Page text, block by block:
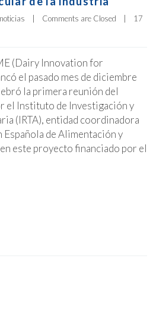
| Comments are Closed |
17
(Dairy Innovation for
el pasado mes de diciembre
la primera reunión del
el Instituto de Investigación y
(IRTA), entidad coordinadora
Española de Alimentación y
este proyecto financiado por el